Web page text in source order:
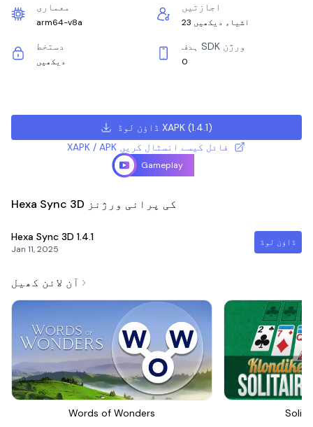
معماری
arm64-v8a
اجازتیں
23 اشیاء دیکھیں
دستخط
دیکھیں
ہدف SDK ورژن
0
ڈاؤن لوڈ XAPK(1.4.1)
XAPK / APK فائل کیسے انسٹال کریں
Gameplay
Hexa Sync 3D کی پرانی ورژنز
Hexa Sync 3D 1.4.1
Jan 11, 2025
ڈاؤن لوڈ
آن لائن کھیل
Words of Wonders